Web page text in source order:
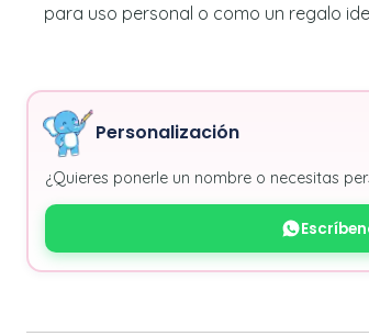
para uso personal o como un regalo
Personalización
¿Quieres ponerle un nombre o necesitas